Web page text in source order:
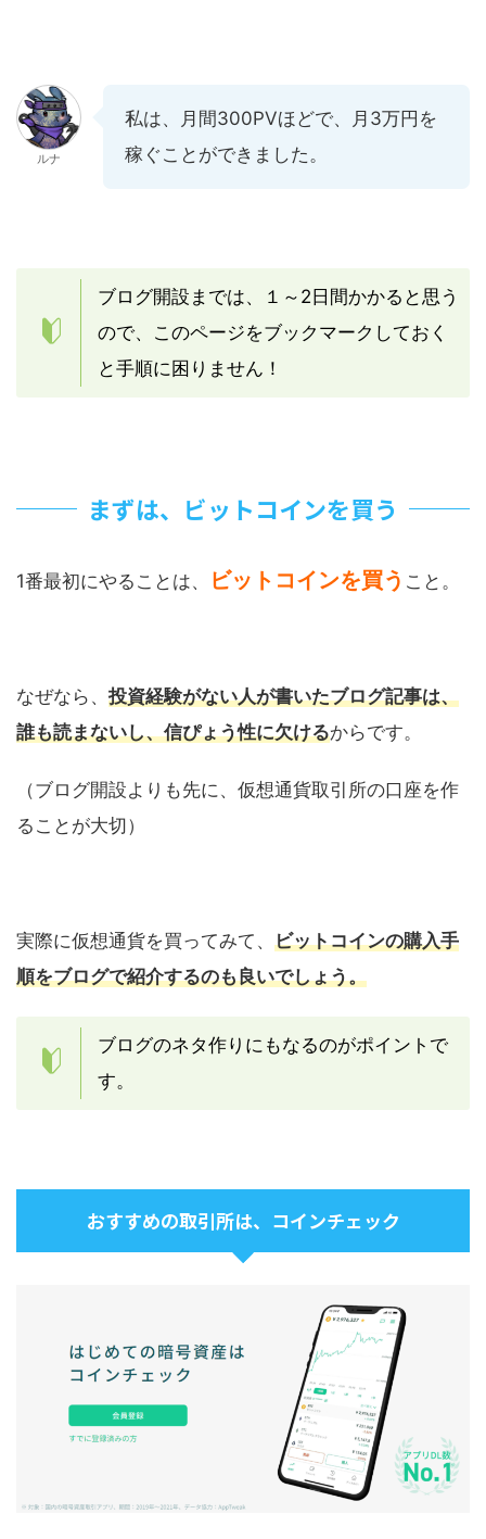
ルナ
私は、月間300PVほどで、月3万円を
稼ぐことができました。
ブログ開設までは、１～2日間かかると思う
ので、このページをブックマークしておく
と手順に困りません！
まずは、ビットコインを買う
1番最初にやることは、 ビットコインを買う こと。
なぜなら、 投資経験がない人が書いたブログ記事は、
誰も読まないし、信ぴょう性に欠けるからです。
（ブログ開設よりも先に、仮想通貨取引所の口座を作
ることが大切）
実際に仮想通貨を買ってみて、 ビットコインの購入手
順をブログで紹介するのも良いでしょう。
ブログのネタ作りにもなるのがポイントで
す。
おすすめの取引所は、コインチェック